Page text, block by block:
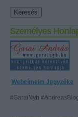
Személyes
Webcímeim Jegyzéke
#GaraiNyh